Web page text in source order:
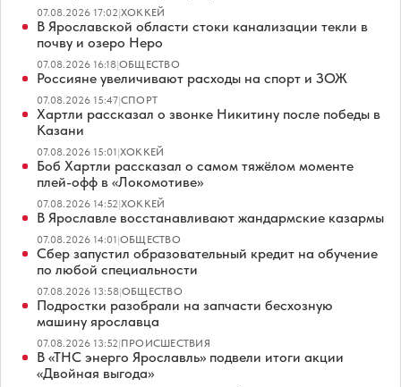
07.08.2026 17:02|ХОККЕЙ
В Ярославской области стоки канализации текли в
почву и озеро Неро
07.08.2026 16:18|ОБЩЕСТВО
Россияне увеличивают расходы на спорт и ЗОЖ
07.08.2026 15:47|СПОРТ
Хартли рассказал о звонке Никитину после победы в
Казани
07.08.2026 15:01|ХОККЕЙ
Боб Хартли рассказал о самом тяжёлом моменте
плей-офф в «Локомотиве»
07.08.2026 14:52|ХОККЕЙ
В Ярославле восстанавливают жандармские казармы
07.08.2026 14:01|ОБЩЕСТВО
Сбер запустил образовательный кредит на обучение
по любой специальности
07.08.2026 13:58|ОБЩЕСТВО
Подростки разобрали на запчасти бесхозную
машину ярославца
07.08.2026 13:52|ПРОИСШЕСТВИЯ
В «ТНС энерго Ярославль» подвели итоги акции
«Двойная выгода»